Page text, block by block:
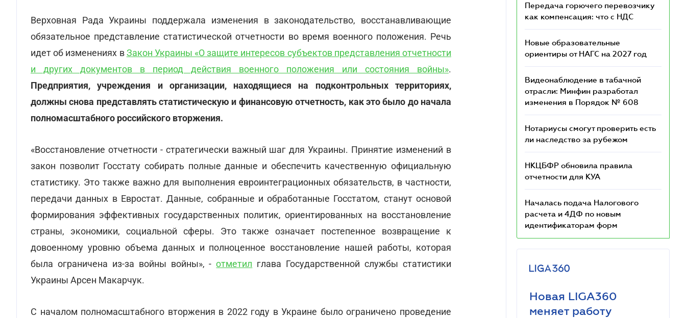
Верховная Рада Украины поддержала изменения в законодательство, восстанавливающие
обязательное представление статистической отчетности во время военного положения. Речь
идет об изменениях вЗакон Украины «О защите интересов субъектов представления отчетности
и других документов в период действия военного положения или состояния войны».
Предприятия, учреждения и организации, находящиеся на подконтрольных территориях,
должны снова представлять статистическую и финансовую отчетность, как это было до начала
полномасштабного российского вторжения.
«Восстановление отчетности - стратегически важный шаг для Украины. Принятие изменений в
закон позволит Госстату собирать полные данные и обеспечить качественную официальную
статистику. Это также важно для выполнения евроинтеграционных обязательств, в частности,
передачи данных в Евростат. Данные, собранные и обработанные Госстатом, станут основой
формирования эффективных государственных политик, ориентированных на восстановление
страны, экономики, социальной сферы. Это также означает постепенное возвращение к
довоенному уровню объема данных и полноценное восстановление нашей работы, которая
была ограничена из-за войны войны», -отметил глава Государственной службы статистики
Украины Арсен Макарчук.
С началом полномасштабного вторжения в 2022 году в Украине было ограничено проведение
Передача горючего перевозчику
как компенсация: что с НДС
Новые образовательные
ориентиры от НАГС на 2027 год
Видеонаблюдение в табачной
отрасли: Минфин разработал
изменения в Порядок № 608
Нотариусы смогут проверить есть
ли наследство за рубежом
НКЦБФР обновила правила
отчетности для КУА
Началась подача Налогового
расчета и 4ДФ по новым
идентификаторам форм
Новая LIGA360
меняет работу